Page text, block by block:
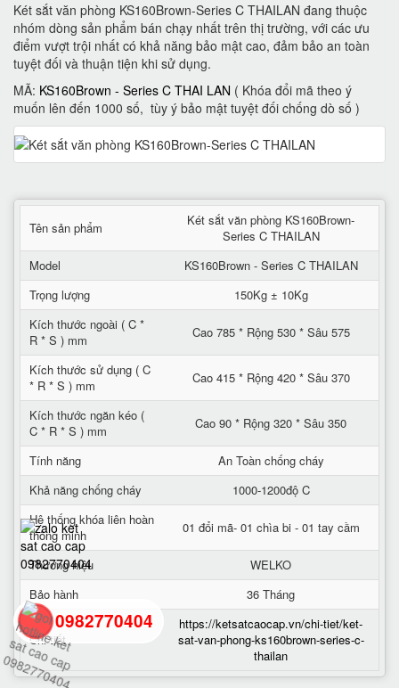
Két sắt văn phòng KS160Brown-Series C THAILAN đang thuộc
nhóm dòng sản phẩm bán chạy nhất trên thị trường, với các ưu
điểm vượt trội nhất có khả năng bảo mật cao, đảm bảo an toàn
tuyệt đối và thuận tiện khi sử dụng.
MÃ: KS160Brown - Series C THAI LAN ( Khóa đổi mã theo ý
muốn lên đến 1000 số, tùy ý bảo mật tuyệt đối chống dò số )
Tên sản phẩm
Két sắt văn phòng KS160Brown-
Series C THAILAN
Model
KS160Brown - Series C THAILAN
Trọng lượng
150Kg ± 10Kg
Kích thước ngoài ( C *
R * S ) mm
Cao 785 * Rộng 530 * Sâu 575
Kích thước sử dụng ( C
* R * S ) mm
Cao 415 * Rộng 420 * Sâu 370
Kích thước ngăn kéo (
C * R * S ) mm
Cao 90 * Rộng 320 * Sâu 350
Tính năng
An Toàn chống cháy
Khả năng chống cháy
1000-1200độ C
Hệ thống khóa liên hoàn
thông minh
01 đổi mã- 01 chìa bi - 01 tay cầm
Thương hiệu
WELKO
Bảo hành
36 Tháng
Chi tiết
https://ketsatcaocap.vn/chi-tiet/ket-
sat-van-phong-ks160brown-series-c-
thailan
0982770404
back